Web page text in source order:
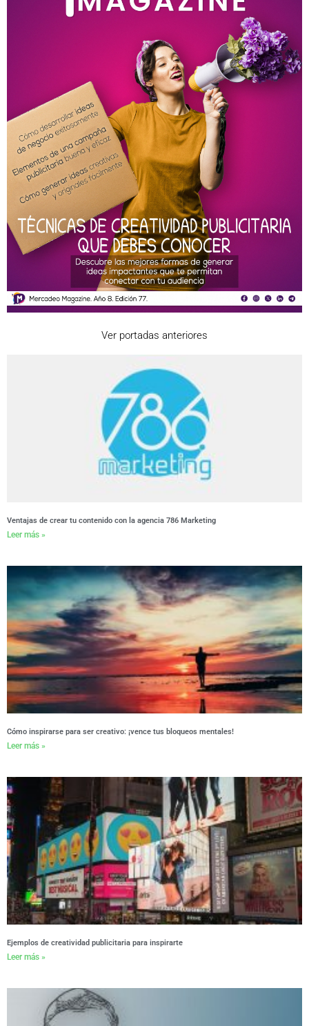
Ver portadas anteriores
Ventajas de crear tu contenido con la agencia 786 Marketing
Leer más »
Cómo inspirarse para ser creativo: ¡vence tus bloqueos mentales!
Leer más »
Ejemplos de creatividad publicitaria para inspirarte
Leer más »